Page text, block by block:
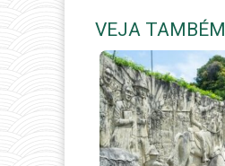
VEJA TAMBÉM